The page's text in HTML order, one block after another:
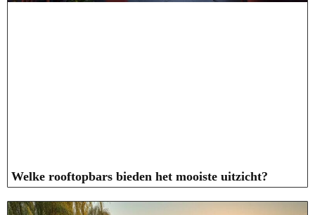
Welke rooftopbars bieden het mooiste uitzicht?